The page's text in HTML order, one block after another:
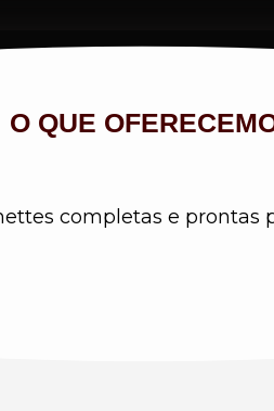
O QUE
completas e prontas